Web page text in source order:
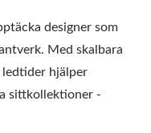
designer som
Med skalbara
hjälper
sittkollektioner -